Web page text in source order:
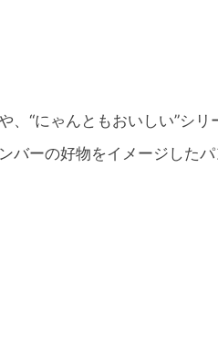
“にゃんともおいしい”シリ
バーの好物をイメージした